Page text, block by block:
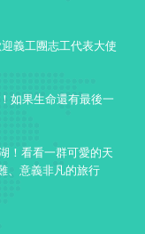
義工團志工代表大使
如果生命還有最後一
！看看一群可愛的天
、意義非凡的旅行